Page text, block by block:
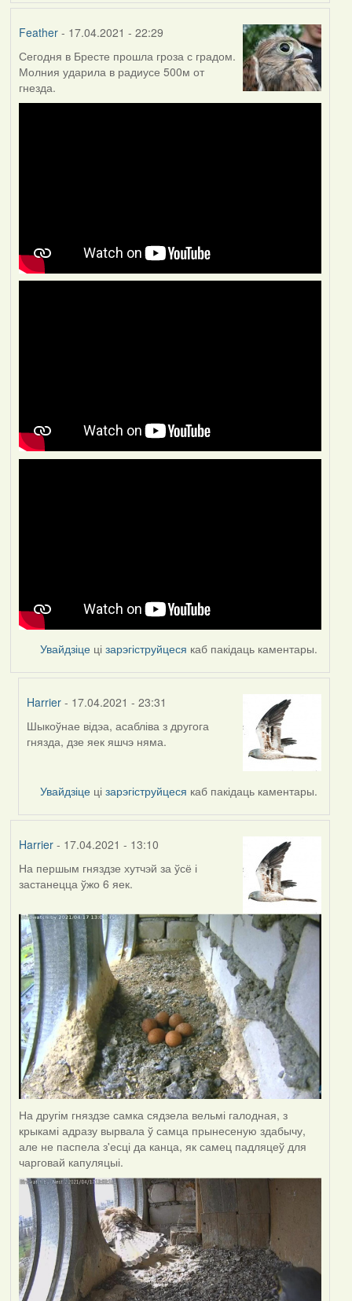
Feather- 17.04.2021 - 22:29
Сегодня в Бресте прошла гроза с градом.
Молния ударила в радиусе 500м от
гнезда.
Увайдзіце цізарэгіструйцеся каб пакідаць каментары.
Harrier - 17.04.2021 - 23:31
In
reply
Feather
Шыкоўнае відэа, асабліва з другога
гнязда, дзе яек яшчэ няма.
Увайдзіце цізарэгіструйцеся каб пакідаць каментары.
Harrier- 17.04.2021 - 13:10
На першым гняздзе хутчэй за ўсё і
застанецца ўжо 6 яек.
На другім гняздзе самка сядзела вельмі галодная, з
крыкамі адразу вырвала ў самца прынесеную здабычу,
але не паспела з'есці да канца, як самец падляцеў для
чарговай капуляцыі.